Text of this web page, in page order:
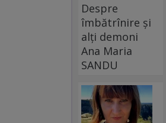
Despre
îmbătrînire și
alți demoni
Ana Maria
SANDU